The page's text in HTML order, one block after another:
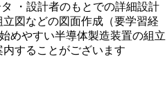
・設計者のもとでの詳細設計
立図などの図面作成（要学習経
めやすい半導体製造装置の組立
することがございます